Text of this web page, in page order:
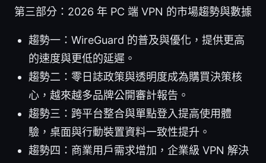
第三部分：2026 年 PC 端 VPN 的市場趨勢與數據
趨勢一：WireGuard 的普及與優化，提供更高
的速度與更低的延遲。
趨勢二：零日誌政策與透明度成為購買決策核
心，越來越多品牌公開審計報告。
趨勢三：跨平台整合與單點登入提高使用體
驗，桌面與行動裝置資料一致性提升。
趨勢四：商業用戶需求增加，企業級 VPN 解決